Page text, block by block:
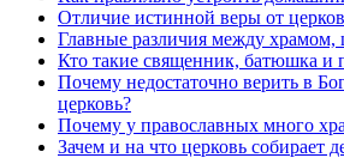
Отличие истинной веры от
Главные различия между храмом,
Кто такие священник, батюшка и
Почему недостаточно верить в
церковь?
Почему у православных много
Зачем и на что церковь собирает